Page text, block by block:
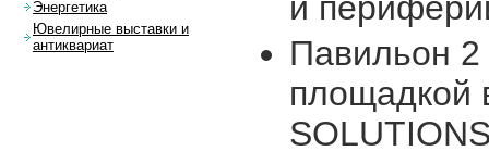
Павильон 2
площадкой
Энергетика
Ювелирные выставки и
антиквариат